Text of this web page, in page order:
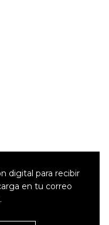
digital para recibir
en tu correo